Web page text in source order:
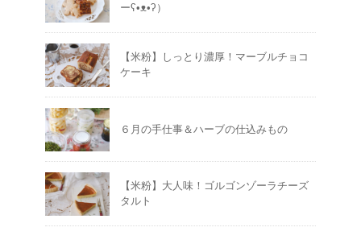
ーʕ•ᴥ•ʔ）
【米粉】しっとり濃厚！マーブルチョコ
ケーキ
６月の手仕事＆ハーブの仕込みもの
【米粉】大人味！ゴルゴンゾーラチーズ
タルト